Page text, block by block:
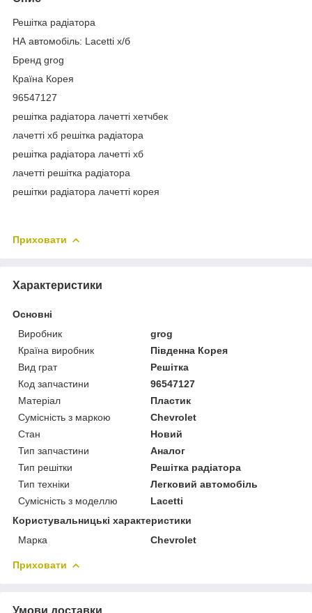
Решітка радіатора
НА автомобіль: Lacetti х/б
Бренд grog
Країна Корея
96547127
решітка радіатора лачетті хетчбек
лачетті хб решітка радіатора
решітка радіатора лачетті хб
лачетті решітка радіатора
решітки радіатора лачетті корея
Приховати
Характеристики
Основні
Виробник
grog
Країна виробник
Південна Корея
Вид грат
Решітка
Код запчастини
96547127
Матеріал
Пластик
Сумісність з маркою
Chevrolet
Стан
Новий
Тип запчастини
Аналог
Тип решітки
Решітка радіатора
Тип техніки
Легковий автомобіль
Сумісність з моделлю
Lacetti
Користувальницькі характеристики
Марка
Chevrolet
Приховати
Умови доставки